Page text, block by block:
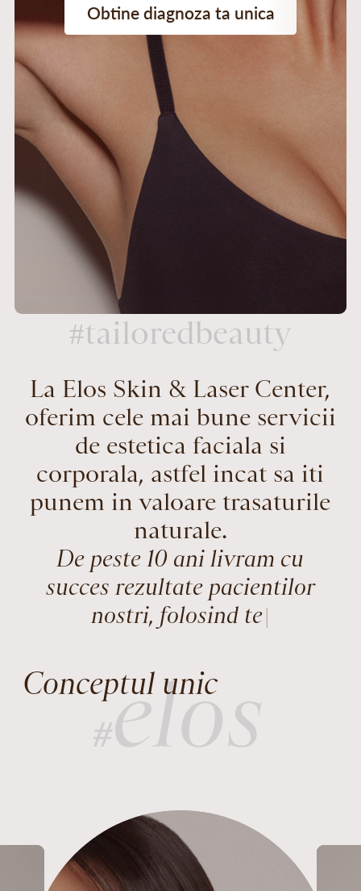
Obtine diagnoza ta unica
#tailoredbeauty
La Elos Skin & Laser Center,
oferim cele mai bune servicii
de estetica faciala si
corporala, astfel incat sa iti
punem in valoare trasaturile
naturale.
De pes |
Conceptul unic
#elos